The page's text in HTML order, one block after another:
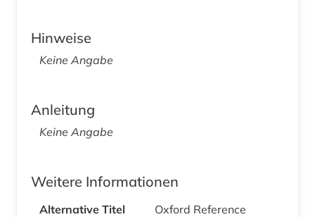
Hinweise
Keine Angabe
Anleitung
Keine Angabe
Weitere Informationen
Alternative Titel
Oxford Reference